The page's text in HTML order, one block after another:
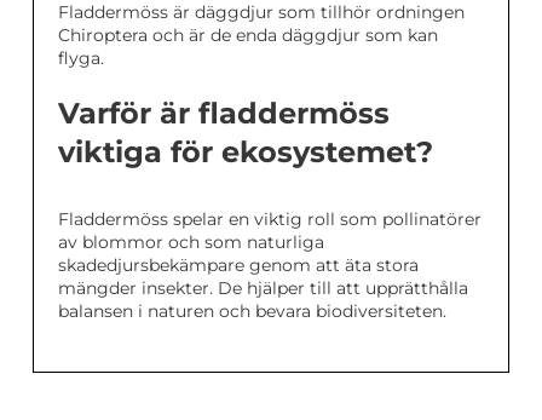
Fladdermöss är däggdjur som tillhör ordningen
Chiroptera och är de enda däggdjur som kan
flyga.
Varför är fladdermöss
viktiga för ekosystemet?
Fladdermöss spelar en viktig roll som pollinatörer
av blommor och som naturliga
skadedjursbekämpare genom att äta stora
mängder insekter. De hjälper till att upprätthålla
balansen i naturen och bevara biodiversiteten.